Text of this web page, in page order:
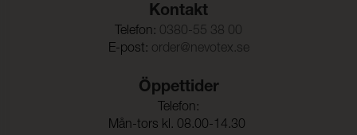
Kontakt
Telefon: 0380-55 38 00
E-post: order@nevotex.se
Öppettider
Telefon:
Mån-tors kl. 08.00-14.30